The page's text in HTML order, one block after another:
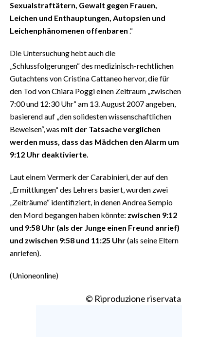
Sexualstraftätern, Gewalt gegen Frauen,
Leichen und Enthauptungen, Autopsien und
Leichenphänomenen offenbaren .“
Die Untersuchung hebt auch die
„Schlussfolgerungen“ des medizinisch-rechtlichen
Gutachtens von Cristina Cattaneo hervor, die für
den Tod von Chiara Poggi einen Zeitraum „zwischen
7:00 und 12:30 Uhr“ am 13. August 2007 angeben,
basierend auf „den solidesten wissenschaftlichen
Beweisen“, was mit der Tatsache verglichen
werden muss, dass das Mädchen den Alarm um
9:12 Uhr deaktivierte.
Laut einem Vermerk der Carabinieri, der auf den
„Ermittlungen“ des Lehrers basiert, wurden zwei
„Zeiträume“ identifiziert, in denen Andrea Sempio
den Mord begangen haben könnte: zwischen 9:12
und 9:58 Uhr (als der Junge einen Freund anrief)
und zwischen 9:58 und 11:25 Uhr(als seine Eltern
anriefen).
(Unioneonline)
© Riproduzione riservata